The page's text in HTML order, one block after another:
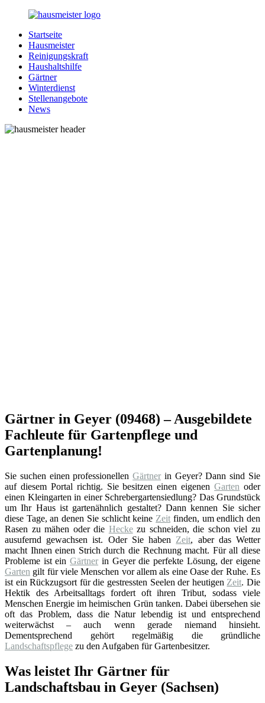
Zurück
Inhalt
Hausmeister.de
Alles
rund
Ihren
Haushalt
Startseite
Hausmeister
Reinigungskraft
Haushaltshilfe
Gärtner
Winterdienst
Stellenangebote
News
Gärtner in Geyer (09468) – Ausgebildete
Fachleute für Gartenpflege und
Gartenplanung!
Sie suchen einen professionellenGärtner in Geyer? Dann sind Sie
auf diesem Portal richtig. Sie besitzen einen eigenenGarten oder
einen Kleingarten in einer Schrebergartensiedlung? Das Grundstück
um Ihr Haus ist gartenähnlich gestaltet? Dann kennen Sie sicher
diese Tage, an denen Sie schlicht keine Zeit finden, um endlich den
Rasen zu mähen oder die Heckezu schneiden, die schon viel zu
ausufernd gewachsen ist. Oder Sie haben Zeit, aber das Wetter
macht Ihnen einen Strich durch die Rechnung macht. Für all diese
Probleme ist einGärtner in Geyer die perfekte Lösung, der eigene
Garten gilt für viele Menschen vor allem als eine Oase der Ruhe. Es
ist ein Rückzugsort für die gestressten Seelen der heutigen Zeit. Die
Hektik des Arbeitsalltags fordert oft ihren Tribut, sodass viele
Menschen Energie im heimischen Grün tanken. Dabei übersehen sie
oft das Problem, dass die Natur lebendig ist und entsprechend
weiterwächst – auch wenn gerade niemand hinsieht.
Dementsprechend gehört regelmäßig die gründliche
Landschaftspflege zu den Aufgaben für Gartenbesitzer.
Was leistet Ihr Gärtner für
Landschaftsbau in Geyer (Sachsen)